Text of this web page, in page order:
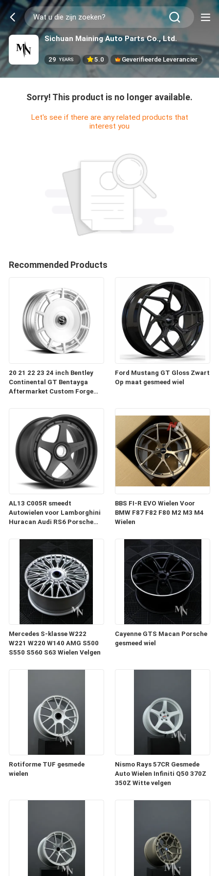
Sichuan Maining Auto Parts Co., Ltd.
29 YEARS 5.0 Geverifieerde Leverancier
Sorry! This product is no longer available.
Let's see if there are any related products that
interest you
Recommended Products
20 21 22 23 24 inch Bentley
Continental GT Bentayga
Aftermarket Custom Forge
Ford Mustang GT Gloss Zwart
Op maat gesmeed wiel
AL13 C005R smeedt
Autowielen voor Lamborghini
Huracan Audi RS6 Porsche
BBS FI-R EVO Wielen Voor
BMW F87 F82 F80 M2 M3 M4
Wielen
Mercedes S-klasse W222
W221 W220 W140 AMG S500
S550 S560 S63 Wielen Velgen
Cayenne GTS Macan Porsche
gesmeed wiel
Rotiforme TUF gesmede
wielen
Nismo Rays 57CR Gesmede
Auto Wielen Infiniti Q50 370Z
350Z Witte velgen